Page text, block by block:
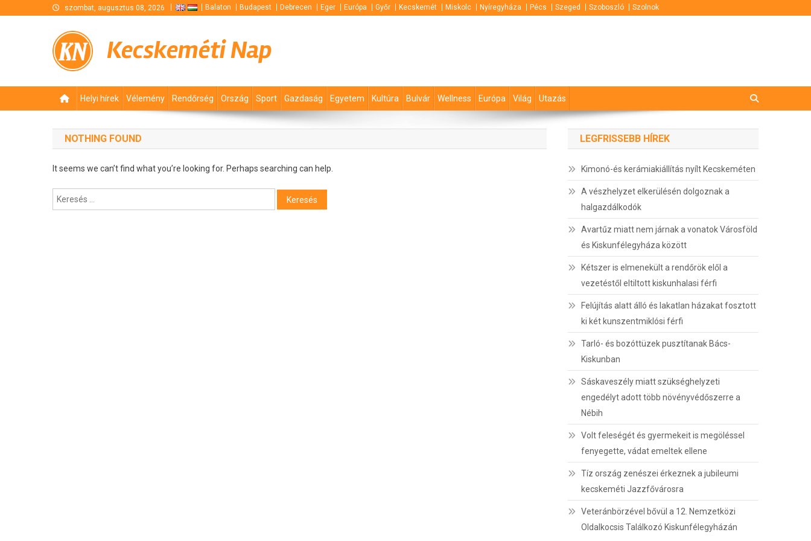
szombat, augusztus 08, 2026 Balaton Budapest Debrecen Eger Európa Győr Kecskemét Miskolc Nyíregyháza Pécs Szeged Szoboszló Szolnok
Kecskeméti Nap
Helyi hírek Vélemény Rendőrség Ország Sport Gazdaság Egyetem Kultúra Bulvár Wellness Európa Világ Utazás
NOTHING FOUND
It seems we can’t find what you’re looking for. Perhaps searching can help.
Keresés:
LEGFRISSEBB HÍREK
Kimonó-és kerámiakiállítás nyílt Kecskeméten
A vészhelyzet elkerülésén dolgoznak a
halgazdálkodók
Avartűz miatt nem járnak a vonatok Városföld
és Kiskunfélegyháza között
Kétszer is elmenekült a rendőrök elől a
vezetéstől eltiltott kiskunhalasi férfi
Felújítás alatt álló és lakatlan házakat fosztott
ki két kunszentmiklósi férfi
Tarló- és bozóttüzek pusztítanak Bács-
Kiskunban
Sáskaveszély miatt szükséghelyzeti
engedélyt adott több növényvédőszerre a
Nébih
Volt feleségét és gyermekeit is megöléssel
fenyegette, vádat emeltek ellene
Tíz ország zenészei érkeznek a jubileumi
kecskeméti Jazzfővárosra
Veteránbörzével bővül a 12. Nemzetközi
Oldalkocsis Találkozó Kiskunfélegyházán